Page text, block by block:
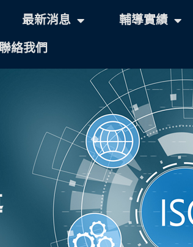
最新消息 輔導實績
絡我們